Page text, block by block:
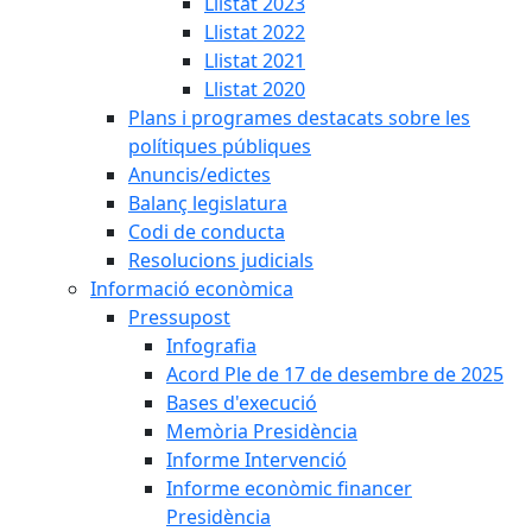
Llistat 2022
Llistat 2021
Llistat 2020
Plans i programes destacats sobre les
polítiques públiques
Anuncis/edictes
Balanç legislatura
Codi de conducta
Resolucions judicials
Informació econòmica
Pressupost
Infografia
Acord Ple de 17 de desembre de 2025
Bases d'execució
Memòria Presidència
Informe Intervenció
Informe econòmic financer
Presidència